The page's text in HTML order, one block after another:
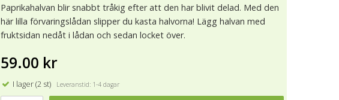
Paprikahalvan blir snabbt tråkig efter att den har blivit delad. Med den
här lilla förvaringslådan slipper du kasta halvorna! Lägg halvan med
fruktsidan nedåt i lådan och sedan locket över.
59.00 kr
I lager (2 st) Leveranstid: 1-4 dagar